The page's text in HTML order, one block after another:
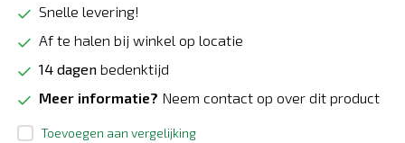
Snelle levering!
Af te halen bij winkel op locatie
14 dagen bedenktijd
Meer informatie? Neem contact op over dit product
Toevoegen aan vergelijking